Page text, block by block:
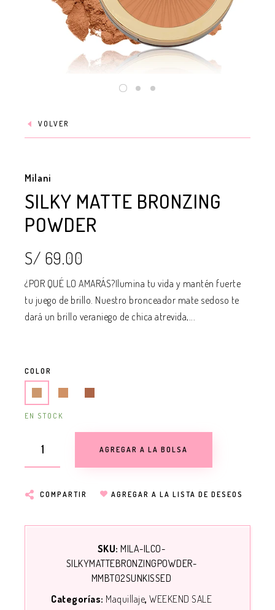
VOLVER
Milani
SILKY MATTE BRONZING
POWDER
S/ 69.00
¿POR QUÉ LO AMARÁS?Ilumina tu vida y mantén fuerte
tu juego de brillo. Nuestro bronceador mate sedoso te
dará un brillo veraniego de chica atrevida,...
COLOR
EN STOCK
AGREGAR A LA BOLSA
COMPARTIR AGREGAR A LA LISTA DE DESEOS
SKU:MILA-ILCO-
SILKYMATTEBRONZINGPOWDER-
MMBT02SUNKISSED
Categorías: Maquillaje WEEKEND SALE